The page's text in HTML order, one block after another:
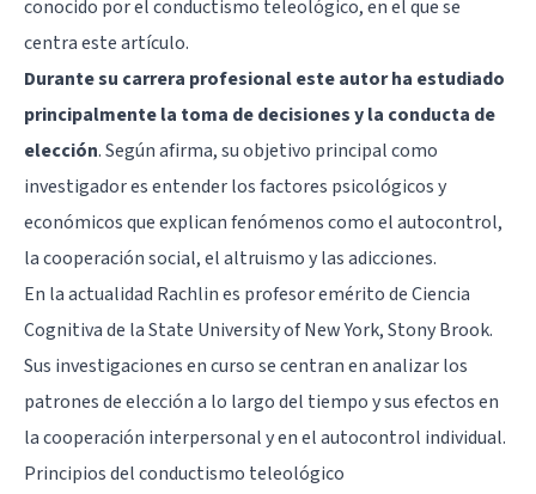
conocido por el conductismo teleológico, en el que se
centra este artículo.
Durante su carrera profesional este autor ha estudiado
principalmente la toma de decisiones y la conducta de
elección. Según afirma, su objetivo principal como
investigador es entender los factores psicológicos y
económicos que explican fenómenos como el autocontrol,
la cooperación social, el altruismo y las adicciones.
En la actualidad Rachlin es profesor emérito de Ciencia
Cognitiva de la State University of New York, Stony Brook.
Sus investigaciones en curso se centran en analizar los
patrones de elección a lo largo del tiempo y sus efectos en
la cooperación interpersonal y en el autocontrol individual.
Principios del conductismo teleológico